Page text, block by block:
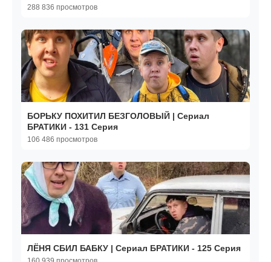
288 836 просмотров
БОРЬКУ ПОХИТИЛ БЕЗГОЛОВЫЙ | Сериал
БРАТИКИ - 131 Серия
106 486 просмотров
ЛЁНЯ СБИЛ БАБКУ | Сериал БРАТИКИ - 125 Серия